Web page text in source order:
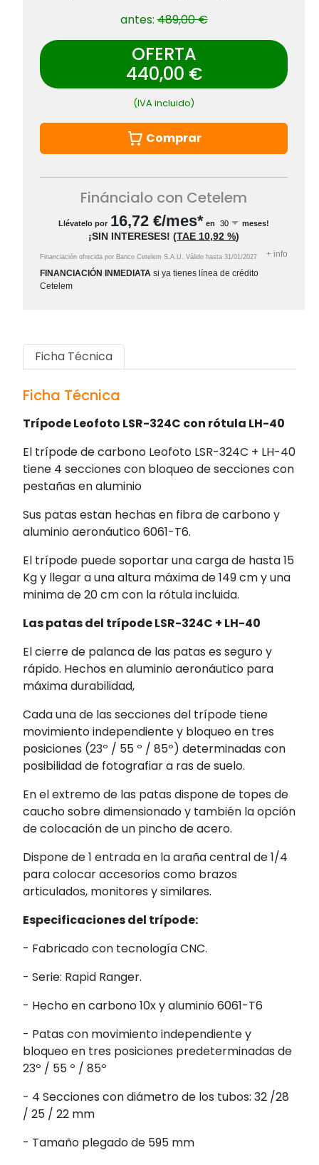
antes:489,00 €
OFERTA
440,00 €
(IVA incluido)
Comprar
Fináncialo con Cetelem
Llévatelo por 16,72 €/mes* en meses!
¡SIN INTERESES! (TAE 10,92 %)
Financiación ofrecida por Banco Cetelem S.A.U. Válido hasta 31/01/2027 + info
FINANCIACIÓN INMEDIATA si ya tienes línea de crédito
Cetelem
Ficha Técnica
Ficha Técnica
Trípode Leofoto LSR-324C con rótula LH-40
El trípode de carbono Leofoto LSR-324C + LH-40
tiene 4 secciones con bloqueo de secciones con
pestañas en aluminio
Sus patas estan hechas en fibra de carbono y
aluminio aeronáutico 6061-T6.
El trípode puede soportar una carga de hasta 15
Kg y llegar a una altura máxima de 149 cm y una
minima de 20 cm con la rótula incluida.
Las patas del trípode LSR-324C + LH-40
El cierre de palanca de las patas es seguro y
rápido. Hechos en aluminio aeronáutico para
máxima durabilidad,
Cada una de las secciones del trípode tiene
movimiento independiente y bloqueo en tres
posiciones (23º / 55 º / 85º) determinadas con
posibilidad de fotografiar a ras de suelo.
En el extremo de las patas dispone de topes de
caucho sobre dimensionado y también la opción
de colocación de un pincho de acero.
Dispone de 1 entrada en la araña central de 1/4
para colocar accesorios como brazos
articulados, monitores y similares.
Especificaciones del trípode:
- Fabricado con tecnología CNC.
- Serie: Rapid Ranger.
- Hecho en carbono 10x y aluminio 6061-T6
- Patas con movimiento independiente y
bloqueo en tres posiciones predeterminadas de
23º / 55 º / 85º
- 4 Secciones con diámetro de los tubos: 32 /28
/ 25 / 22 mm
- Tamaño plegado de 595 mm